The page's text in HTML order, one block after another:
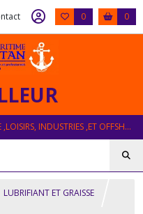
0 0
EQUIPEMENT BATEAU , PÊCHE , PLAISANCE ,LOISIRS, INDUSTRIES ,ET OFFSHORE
LUBRIFIANT ET GRAISSE